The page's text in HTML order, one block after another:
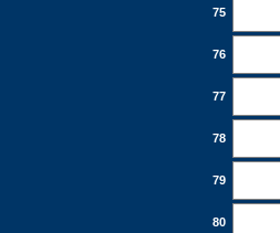
75
76
77
78
79
80